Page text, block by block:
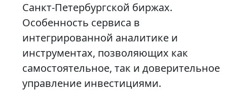
Санкт-Петербургской биржах.
Особенность сервиса в
интегрированной аналитике и
инструментах, позволяющих как
самостоятельное, так и доверительное
управление инвестициями.